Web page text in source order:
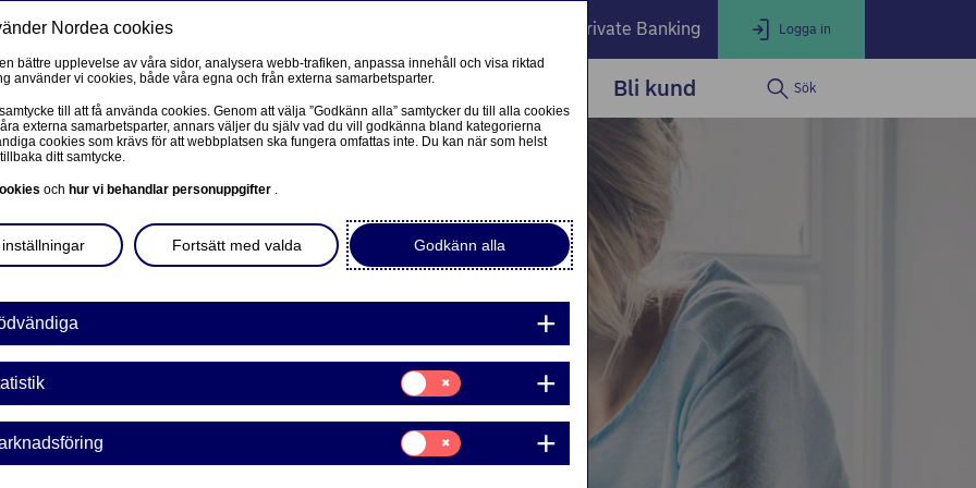
Private Banking Logga in
LOGGA IN
Logga in som privatkund
Logga in i nätbanken
Logga in som företagskund
Nordea Business
FÖRETAG
Corporate Netbank
Nordea Corporate
Våra sidor – kundinformation
Företagets Dokument/Signera digitalt
GiroLink
Nordea Bokföring
Ditt liv Våra tjänster Bli kund Sök
ett
ta ett privatlån. Det
vilken ekonomisk
ett privatlån passar
Nordea cookies
bättre upplevelse av våra sidor, analysera webb-trafiken, anpassa innehåll och visa riktad
använder vi cookies, både våra egna och från externa samarbetsparter.
till att få använda cookies. Genom att välja ”Godkänn alla” samtycker du till alla cookies
externa samarbetsparter, annars väljer du själv vad du vill godkänna bland kategorierna
cookies som krävs för att webbplatsen ska fungera omfattas inte. Du kan när som helst
ditt samtycke.
och hur vi behandlar personuppgifter .
Godkänn alla
Fortsätt med valda
Samtycke
för:
Statistik
Samtycke
för:
Marknadsföring